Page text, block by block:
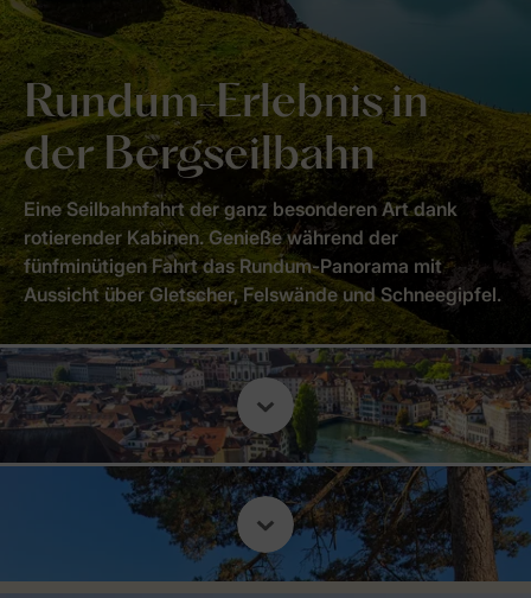
Rundum-Erlebnis in
der Bergseilbahn
Eine Seilbahnfahrt der ganz besonderen Art dank
rotierender Kabinen. Genieße während der
fünfminütigen Fahrt das Rundum-Panorama mit
Aussicht über Gletscher, Felswände und Schneegipfel.